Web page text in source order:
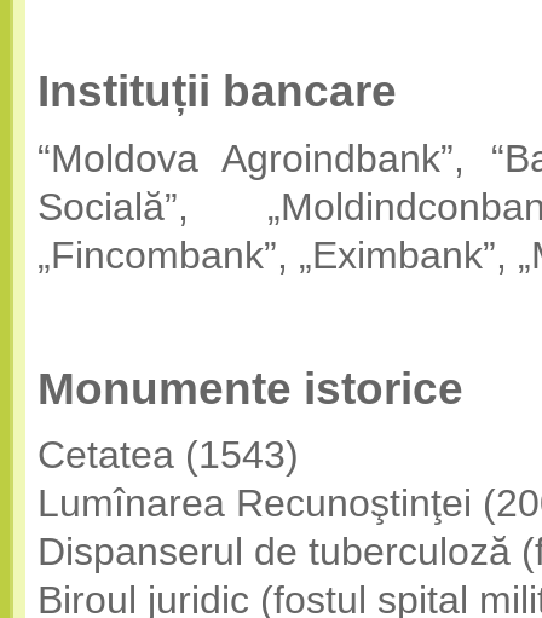
Instituții bancare
“Moldova Agroindbank”,
Socială”,
„Fincombank”, „Eximbank”,
Monumente istorice
Cetatea (1543)
Lumînarea Recunoştinţei
Dispanserul de tuberculoză
Biroul juridic (fostul spital